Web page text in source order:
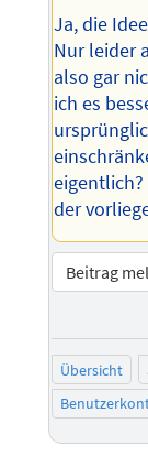
Ja, die
Nur leider
also gar
ich es
der
Beitrag
Übersicht